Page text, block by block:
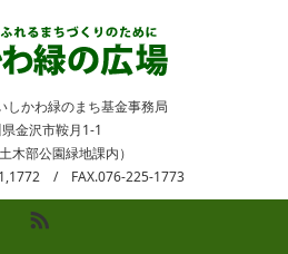
しかわ緑のまち基金事務局
金沢市鞍月1-1
木部公園緑地課内）
/ FAX.076-225-1773